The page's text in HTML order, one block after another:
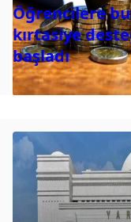
Öğrencilere
kırtasiye
başladı